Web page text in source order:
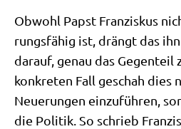
Obwohl Papst Fran­zis­kus
rungs­fä­hig ist, drängt das
dar­auf, genau das Gegen­teil
kon­kre­ten Fall geschah dies
Neue­run­gen ein­zu­füh­ren,
die Poli­tik. So schrieb